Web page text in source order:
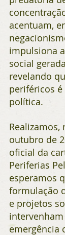
acentuam,
impulsiona
social
revelando
periféricos
política.
Realizamos,
outubro de
oficial da
Periferias
esperamos
formulação
e projetos
emergência